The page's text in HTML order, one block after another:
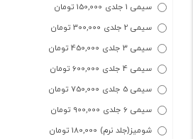
سیمی 1 جلدی 150,000 تومان
سیمی 2 جلدی 300,000 تومان
سیمی 3 جلدی 450,000 تومان
سیمی 4 جلدی 600,000 تومان
سیمی 5 جلدی 750,000 تومان
سیمی 6 جلدی 900,000 تومان
شومیز(جلد نرم) 180,000 تومان